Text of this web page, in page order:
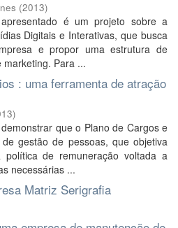
(2013)
é um projeto sobre a
Digitais e Interativas, que busca
e propor uma estrutura de
Para ...
: uma ferramenta de atração
)
que o Plano de Cargos e
gestão de pessoas, que objetiva
de remuneração voltada a
necessárias ...
Matriz Serigrafia